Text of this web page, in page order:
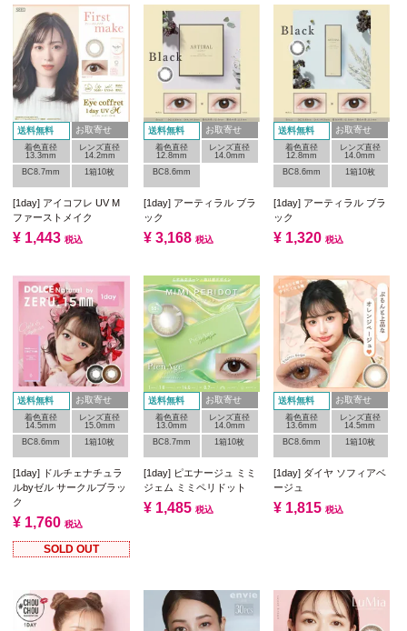
送料無料 お取寄せ
着色直径
13.3mm
レンズ直径
14.2mm
BC8.7mm
1箱10枚
[1day] アイコフレ UV M
ファーストメイク
¥ 1,443 税込
送料無料 お取寄せ
着色直径
12.8mm
レンズ直径
14.0mm
BC8.6mm
[1day] アーティラル ブラ
ック
¥ 3,168 税込
送料無料 お取寄せ
着色直径
12.8mm
レンズ直径
14.0mm
BC8.6mm
1箱10枚
[1day] アーティラル ブラ
ック
¥ 1,320 税込
送料無料 お取寄せ
着色直径
14.5mm
レンズ直径
15.0mm
BC8.6mm
1箱10枚
[1day] ドルチェナチュラ
ルbyゼル サークルブラッ
ク
¥ 1,760 税込
SOLD OUT
送料無料 お取寄せ
着色直径
13.0mm
レンズ直径
14.0mm
BC8.7mm
1箱10枚
[1day] ピエナージュ ミミ
ジェム ミミペリドット
¥ 1,485 税込
送料無料 お取寄せ
着色直径
13.6mm
レンズ直径
14.5mm
BC8.6mm
1箱10枚
[1day] ダイヤ ソフィアベ
ージュ
¥ 1,815 税込